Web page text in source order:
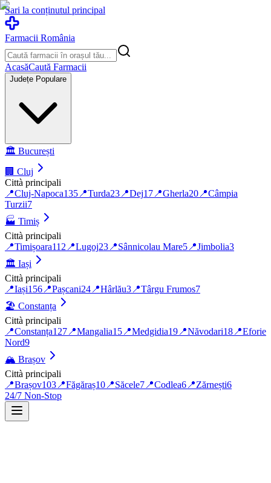
Sari la conținutul principal
Farmacii România
AcasăCaută Farmacii
Județe Populare
🏛️ București
🏢 Cluj
Città principali
📍Cluj-Napoca135 📍Turda23 📍Dej17 📍Gherla20 📍Câmpia
Turzii7
🏭 Timiș
Città principali
📍Timișoara112 📍Lugoj23 📍Sânnicolau Mare5 📍Jimbolia3
🏛️ Iași
Città principali
📍Iași156 📍Pașcani24 📍Hârlău3 📍Târgu Frumos7
🏖️ Constanța
Città principali
📍Constanța127 📍Mangalia15 📍Medgidia19 📍Năvodari18 📍Eforie
Nord9
🏔️ Brașov
Città principali
📍Brașov103 📍Făgăraș10 📍Săcele7 📍Codlea6 📍Zărnești6
24/7 Non-Stop